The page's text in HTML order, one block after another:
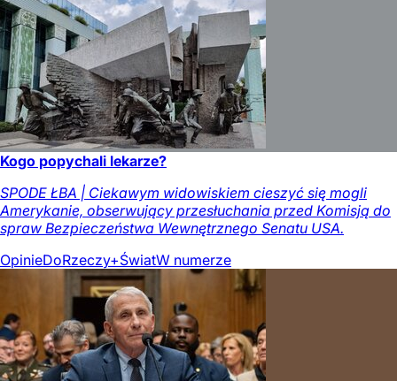
Kogo popychali lekarze?
SPODE ŁBA | Ciekawym widowiskiem cieszyć się mogli
Amerykanie, obserwujący przesłuchania przed Komisją do
spraw Bezpieczeństwa Wewnętrznego Senatu USA.
OpinieDoRzeczy+ŚwiatW numerze